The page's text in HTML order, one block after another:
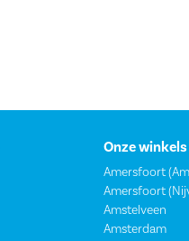
Onze winkels
Amersfoort
Amersfoort
Amstelveen
Amsterdam